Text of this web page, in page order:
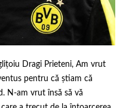
Dragi Prieteni, Am vrut
pentru că știam că
N-am vrut însă să vă